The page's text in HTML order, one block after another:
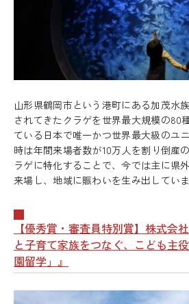
山形県鶴岡市という港町にある加茂水
されてきたクラゲを世界最大規模の80
ている日本で唯一かつ世界最大級のユ
時は年間来場者数が10万人を割り倒産
ラゲに特化することで、今では主に県
来場し、地域に賑わいを生み出していま
【優秀賞・審査員特別賞】株式会
と子育て家族をつなぐ、こども主
園留学」』